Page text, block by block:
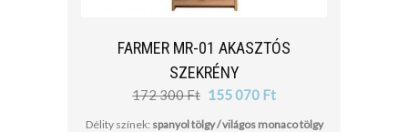
FARMER MR-01 AKASZTÓS
SZEKRÉNY
172 300 Ft 155 070 Ft
Délity színek: spanyol tölgy / világos monaco tölgy